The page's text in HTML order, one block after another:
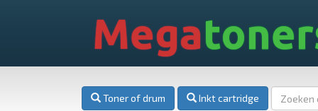
Mega
Toner of drum Inkt cartridge